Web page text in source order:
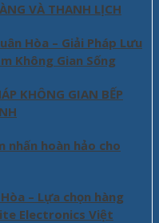
VÀ THANH LỊCH
Hòa – Giải Pháp Lưu
Không Gian Sống
KHÔNG GIAN BẾP
nhấn hoàn hảo cho
– Lựa chọn hàng
Electronics Việt